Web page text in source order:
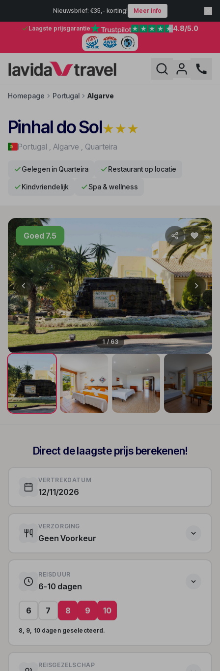
Nieuwsbrief: €35,- korting! Meer info
Laagste prijsgarantie 4.8/5.0
Homepage Portugal Algarve
Pinhal do Sol★★★
Portugal , Algarve , Quarteira
Gelegen in Quarteira Restaurant op locatie
Kindvriendelijk Spa & wellness
Goed 7.5
1 / 63
Direct de laagste prijs berekenen!
VERTREKDATUM
12/11/2026
VERZORGING
Geen Voorkeur
REISDUUR
6-10 dagen
6 7 8 9 10
8, 9, 10 dagen geselecteerd.
REISGEZELSCHAP